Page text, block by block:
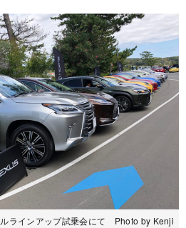
ラインアップ試乗会にて Photo by Kenji